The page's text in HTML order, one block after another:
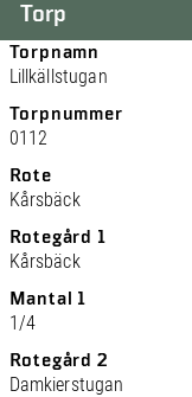
Torp
Torpnamn
Lillkällstugan
Torpnummer
0112
Rote
Kårsbäck
Rotegård 1
Kårsbäck
Mantal 1
1/4
Rotegård 2
Damkierstugan